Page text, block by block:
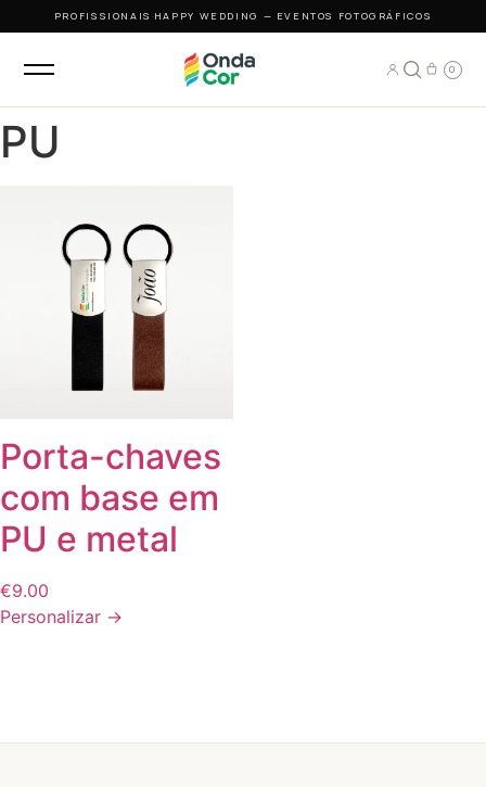
PROFISSIONAIS ·HAPPY WEDDING — EVENTOS FOTOGRÁFICOS
0
PU
Porta-chaves
com base em
PU e metal
€9.00
Personalizar →